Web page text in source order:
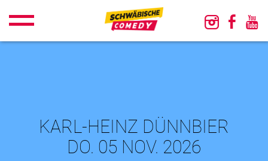
KARL-HEINZ DÜNNBIER
DO. 05 NOV. 2026